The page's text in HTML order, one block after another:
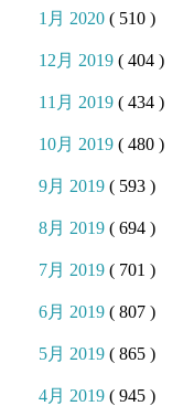
1月 2020( 510 )
12月 2019( 404 )
11月 2019( 434 )
10月 2019( 480 )
9月 2019( 593 )
8月 2019( 694 )
7月 2019( 701 )
6月 2019( 807 )
5月 2019( 865 )
4月 2019( 945 )